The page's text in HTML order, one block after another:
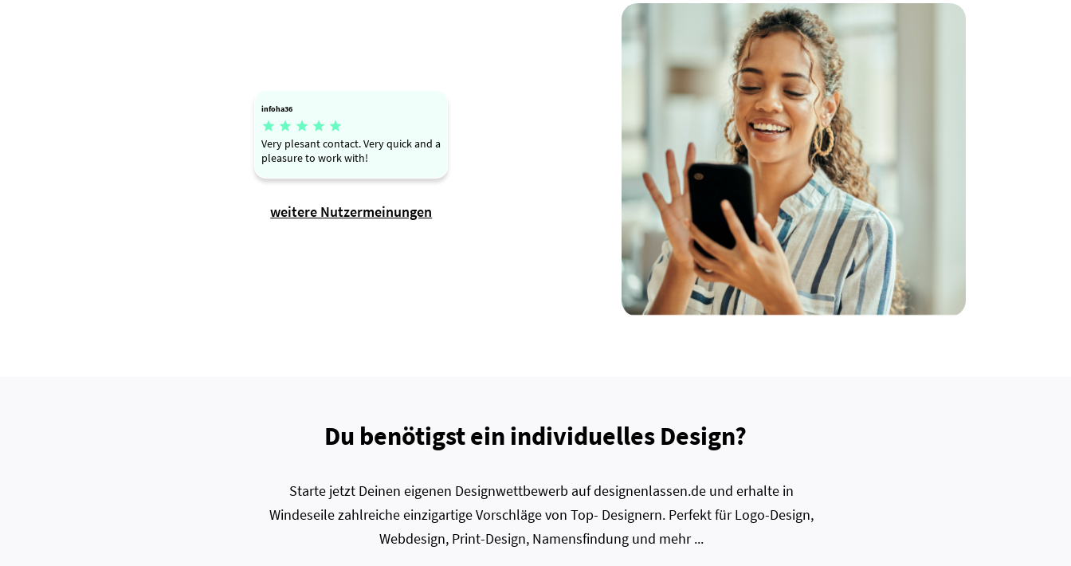
infoha36
    
Very plesant contact. Very quick and a
pleasure to work with!
weitere Nutzermeinungen
Du benötigst ein individuelles Design?
Starte jetzt Deinen eigenen Designwettbewerb auf designenlassen.de und erhalte in
Windeseile zahlreiche einzigartige Vorschläge von Top- Designern. Perfekt für Logo-Design,
Webdesign, Print-Design, Namensfindung und mehr ...